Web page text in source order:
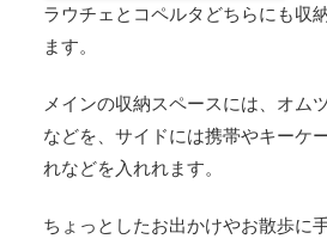
ラウチェとコペルタどちらにも収
ます。
メインの収納スペースには、オム
などを、サイドには携帯やキーケ
れなどを入れれます。
ちょっとしたお出かけやお散歩に